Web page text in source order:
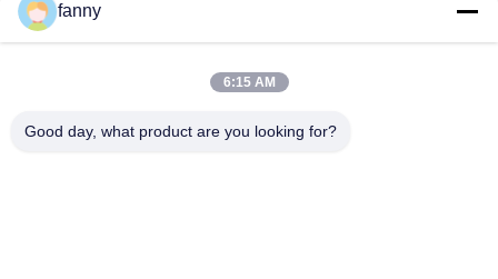
Sofa mô-đun nhung thoáng khí bền, Giường sofa chống trầy
xước với Chaise
Sofa kiểu mô-đun ODM OEM với bộ lưu trữ thiết thực cho gia
fanny
6:15 AM
Good day, what product are you looking for?